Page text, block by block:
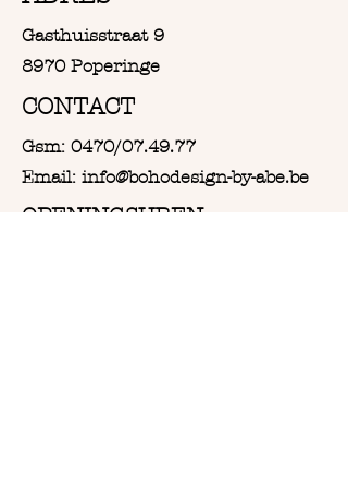
soort
Gasthuisstraat 9
8970 Poperinge
CONTACT
Gsm: 0470/07.49.77
Email: info@bohodesign-by-abe.be
OPENINGSUREN